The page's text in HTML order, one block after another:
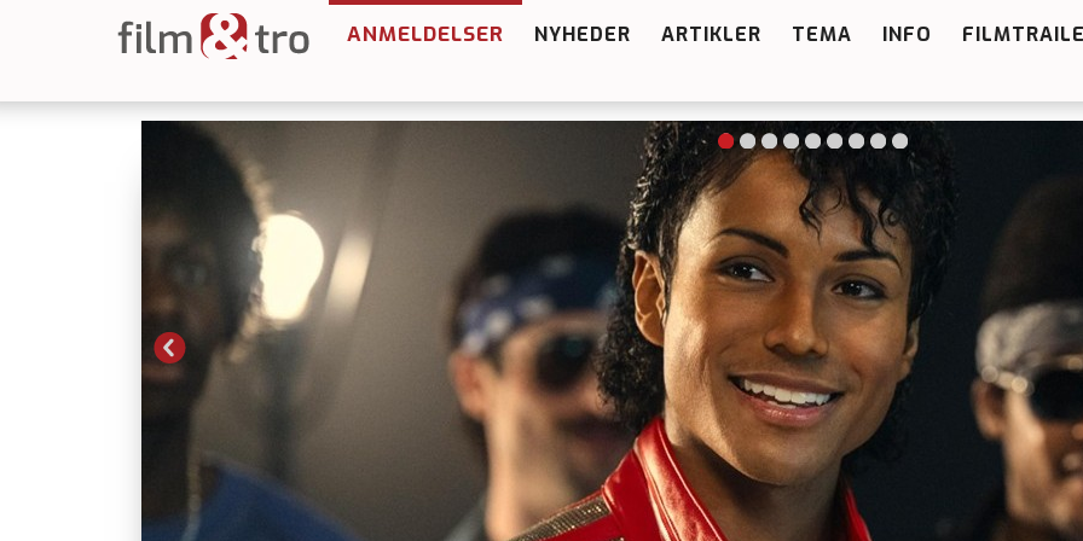
ANMELDELSER NYHEDER ARTIKLER TEMA INFO